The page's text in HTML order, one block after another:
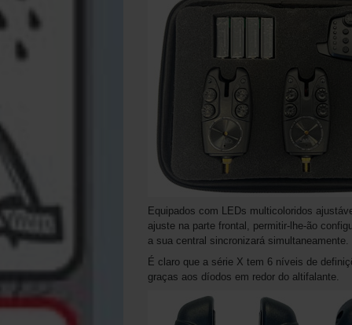
Equipados com LEDs multicoloridos
ajuste na parte frontal, permitir-lhe-ão
a sua central sincronizará simultaneamente.
É claro que a série X tem 6 níveis de
graças aos díodos em redor do altifalante.